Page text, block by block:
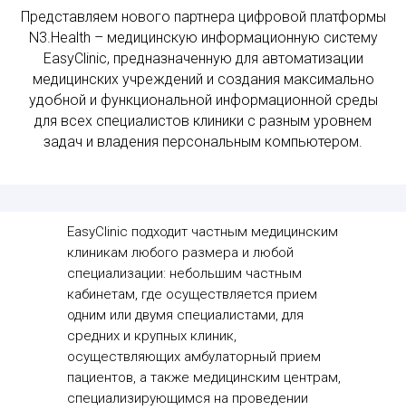
Представляем нового партнера цифровой платформы
N3.Health – медицинскую информационную систему
EasyClinic, предназначенную для автоматизации
медицинских учреждений и создания максимально
удобной и функциональной информационной среды
для всех специалистов клиники с разным уровнем
задач и владения персональным компьютером.
EasyClinic подходит частным медицинским
клиникам любого размера и любой
специализации: небольшим частным
кабинетам, где осуществляется прием
одним или двумя специалистами, для
средних и крупных клиник,
осуществляющих амбулаторный прием
пациентов, а также медицинским центрам,
специализирующимся на проведении